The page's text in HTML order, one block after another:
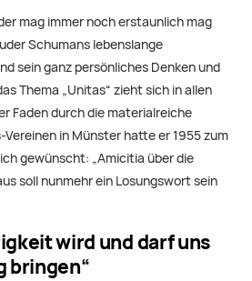
mag immer noch erstaunlich mag
Schumans lebenslange
sein ganz persönliches Denken und
Thema „Unitas“ zieht sich in allen
Faden durch die materialreiche
in Münster hatte er 1955 zum
gewünscht: „Amicitia über die
soll nunmehr ein Losungswort sein
wird und darf uns
bringen“